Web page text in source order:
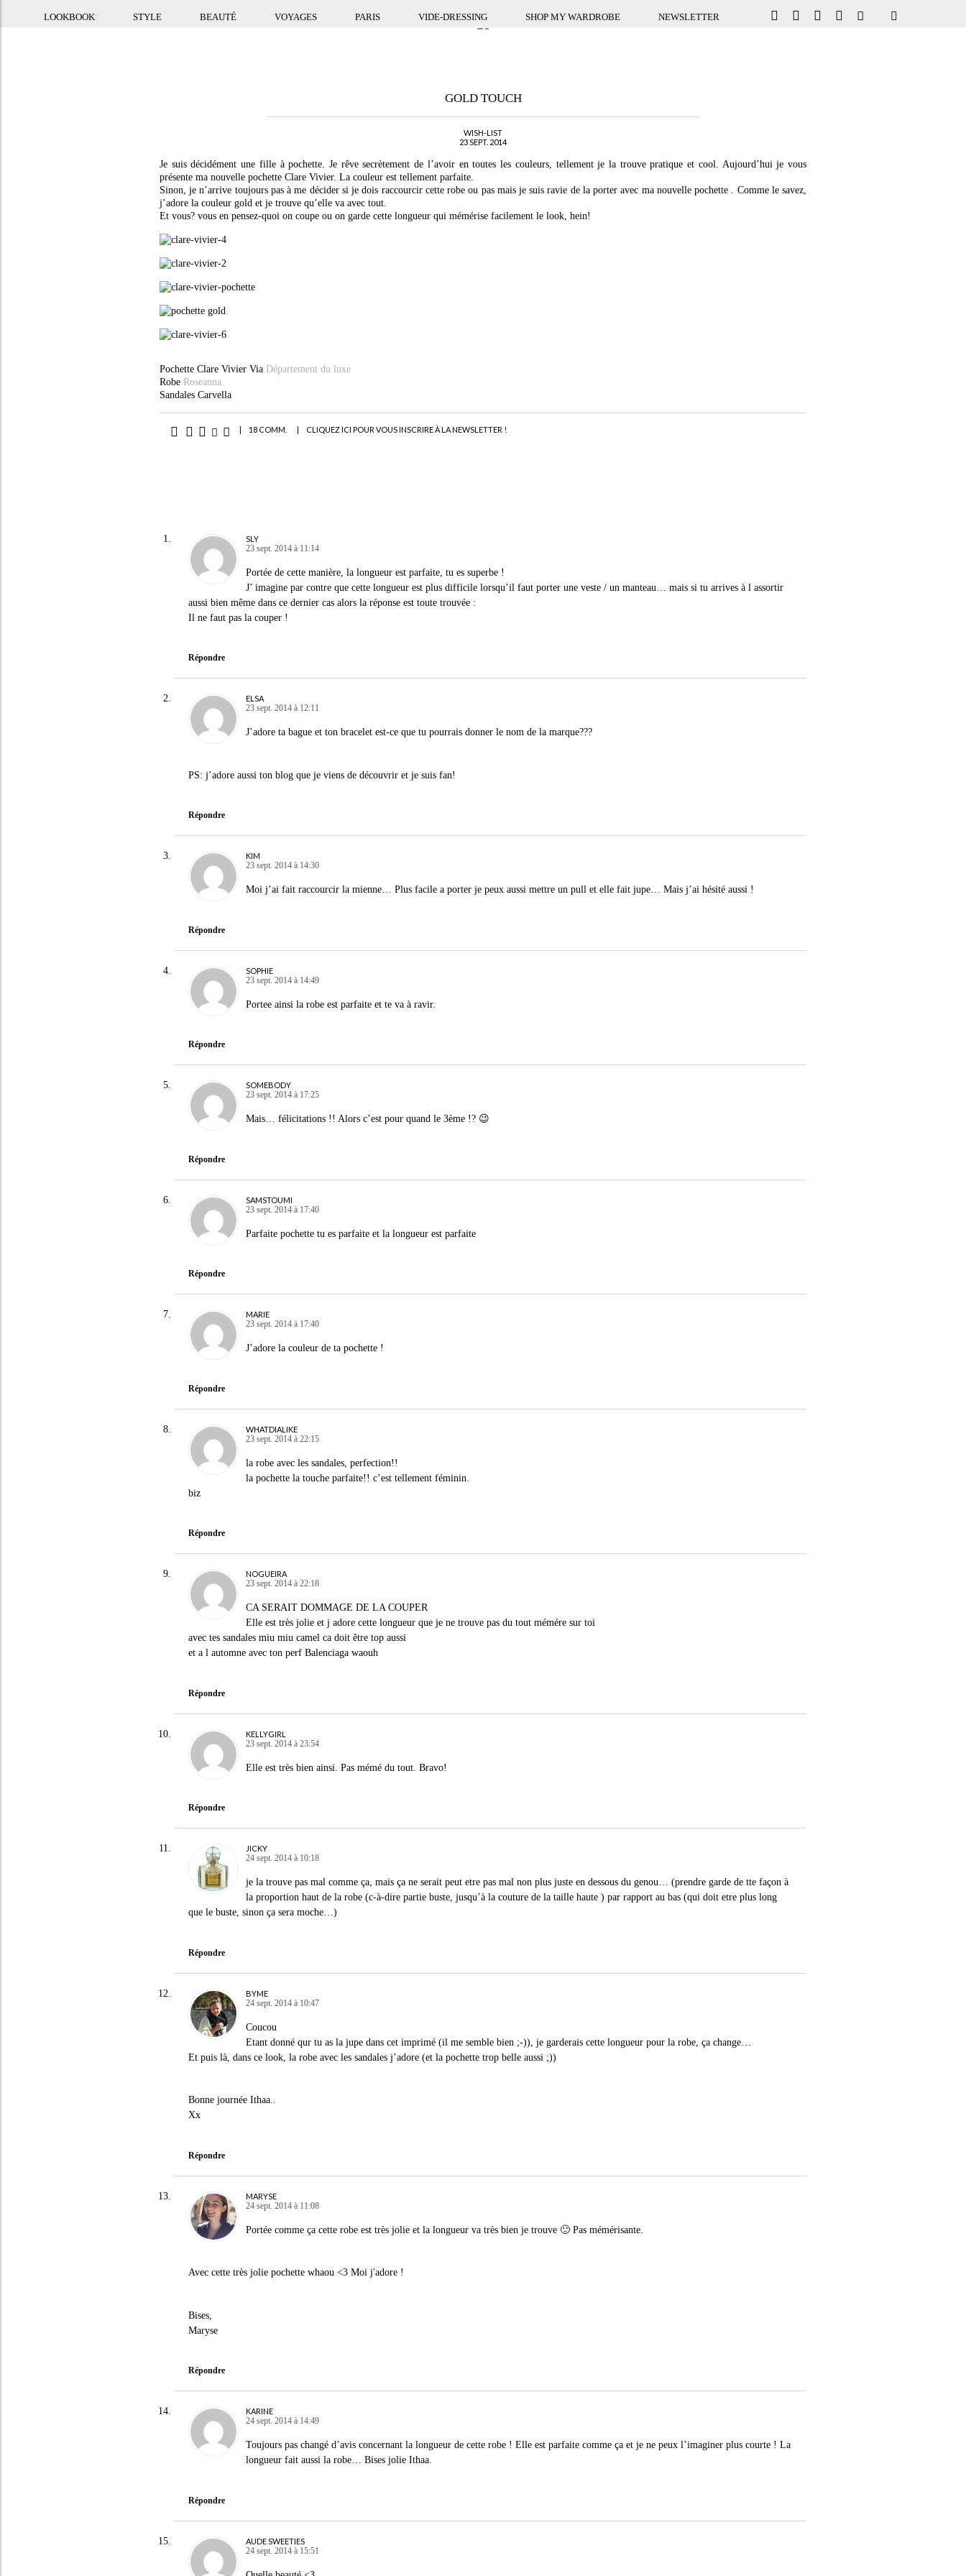
LOOKBOOK STYLE BEAUTÉ VOYAGES PARIS VIDE-DRESSING SHOP MY WARDROBE NEWSLETTER
GOLD TOUCH
WISH-LIST
23 SEPT. 2014
Je suis décidément une fille à pochette. Je rêve secrètement de l’avoir en toutes les couleurs, tellement je la trouve pratique et cool. Aujourd’hui je vous
présente ma nouvelle pochette Clare Vivier. La couleur est tellement parfaite.
Sinon, je n’arrive toujours pas à me décider si je dois raccourcir cette robe ou pas mais je suis ravie de la porter avec ma nouvelle pochette . Comme le savez,
j’adore la couleur gold et je trouve qu’elle va avec tout.
Et vous? vous en pensez-quoi on coupe ou on garde cette longueur qui mémérise facilement le look, hein!
Pochette Clare Vivier Via Département du luxe
Robe Roseanna
Sandales Carvella
| 18 COMM. | CLIQUEZ ICI POUR VOUS INSCRIRE À LA NEWSLETTER !
SLY
23 sept. 2014 à 11:14
Portée de cette manière, la longueur est parfaite, tu es superbe !
J’ imagine par contre que cette longueur est plus difficile lorsqu’il faut porter une veste / un manteau… mais si tu arrives à l assortir
aussi bien même dans ce dernier cas alors la réponse est toute trouvée :
Il ne faut pas la couper !
Répondre
ELSA
23 sept. 2014 à 12:11
J’adore ta bague et ton bracelet est-ce que tu pourrais donner le nom de la marque???
PS: j’adore aussi ton blog que je viens de découvrir et je suis fan!
Répondre
KIM
23 sept. 2014 à 14:30
Moi j’ai fait raccourcir la mienne… Plus facile a porter je peux aussi mettre un pull et elle fait jupe… Mais j’ai hésité aussi !
Répondre
SOPHIE
23 sept. 2014 à 14:49
Portee ainsi la robe est parfaite et te va à ravir.
Répondre
SOMEBODY
23 sept. 2014 à 17:25
Mais… félicitations !! Alors c’est pour quand le 3ème !? 😉
Répondre
SAMSTOUMI
23 sept. 2014 à 17:40
Parfaite pochette tu es parfaite et la longueur est parfaite
Répondre
MARIE
23 sept. 2014 à 17:40
J’adore la couleur de ta pochette !
Répondre
WHATDIALIKE
23 sept. 2014 à 22:15
la robe avec les sandales, perfection!!
la pochette la touche parfaite!! c’est tellement féminin.
biz
Répondre
NOGUEIRA
23 sept. 2014 à 22:18
CA SERAIT DOMMAGE DE LA COUPER
Elle est très jolie et j adore cette longueur que je ne trouve pas du tout mémére sur toi
avec tes sandales miu miu camel ca doit être top aussi
et a l automne avec ton perf Balenciaga waouh
Répondre
KELLYGIRL
23 sept. 2014 à 23:54
Elle est très bien ainsi. Pas mémé du tout. Bravo!
Répondre
JICKY
24 sept. 2014 à 10:18
je la trouve pas mal comme ça, mais ça ne serait peut etre pas mal non plus juste en dessous du genou… (prendre garde de tte façon à
la proportion haut de la robe (c-à-dire partie buste, jusqu’à la couture de la taille haute ) par rapport au bas (qui doit etre plus long
que le buste, sinon ça sera moche…)
Répondre
BYME
24 sept. 2014 à 10:47
Coucou
Etant donné qur tu as la jupe dans cet imprimé (il me semble bien ;-)), je garderais cette longueur pour la robe, ça change…
Et puis là, dans ce look, la robe avec les sandales j’adore (et la pochette trop belle aussi ;))
Bonne journée Ithaa..
Xx
Répondre
MARYSE
24 sept. 2014 à 11:08
Portée comme ça cette robe est très jolie et la longueur va très bien je trouve 🙂 Pas mémérisante.
Avec cette très jolie pochette whaou <3 Moi j'adore !
Bises,
Maryse
Répondre
KARINE
24 sept. 2014 à 14:49
Toujours pas changé d’avis concernant la longueur de cette robe ! Elle est parfaite comme ça et je ne peux l’imaginer plus courte ! La
longueur fait aussi la robe… Bises jolie Ithaa.
Répondre
AUDE SWEETIES
24 sept. 2014 à 15:51